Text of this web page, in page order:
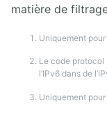
matière de
Uniquement
Le code
l’IPv6 dans de
Uniquement pour